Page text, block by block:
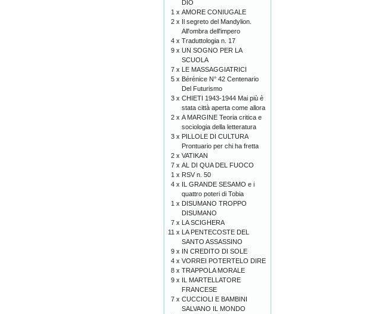
DIO
1 x AMORE CONIUGALE
2 x Il segreto del Mandylion.
All'ombra dell'impero
4 x Traduttologia n. 17
9 x UN SOGNO PER LA
SCUOLA
7 x LE MASSAGGIATRICI
5 x Bérénice N° 42 Centenario
Del Futurismo
3 x CHIETI 1943-1944 Mai più è
stata città aperta come allora
2 x A MARGINE Teoria critica e
sociologia della letteratura
3 x PILLOLE DI CULTURA
Prontuario per chi ha fretta
2 x VATIKAN
7 x AL DI QUA DEL FUOCO
1 x RSV n. 50
4 x IL GRANDE SESAMO e i
quattro poteri di Tobia
1 x DISUMANO TROPPO
DISUMANO
7 x LA SCIGHERA
11 x LA PENTECOSTE DEL
SANTO ASSASSINO
9 x IN CREDITO DI SOLE
4 x VORREI POTERTELO DIRE
8 x TRAPPOLA MORALE
9 x IL MARTELLATORE
FRANCESE
7 x CUCCIOLI E BAMBINI
SALVANO IL MONDO